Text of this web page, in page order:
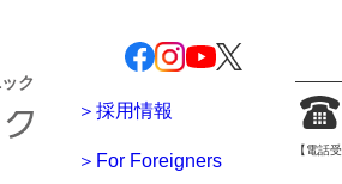
ク
＞採用情報
＞For Foreigners
【電話